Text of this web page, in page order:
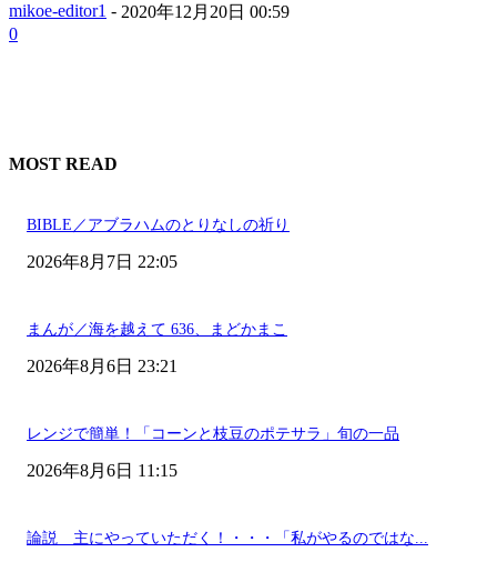
mikoe-editor1 - 2020年12月20日 00:59
0
MOST READ
BIBLE／アブラハムのとりなしの祈り
2026年8月7日 22:05
まんが／海を越えて 636、まどかまこ
2026年8月6日 23:21
レンジで簡単！「コーンと枝豆のポテサラ」旬の一品
2026年8月6日 11:15
論説 主にやっていただく！・・・「私がやるのではな...